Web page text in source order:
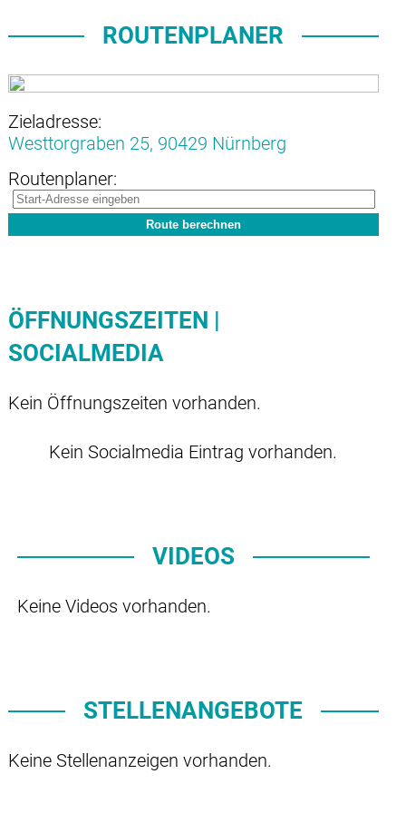
ROUTENPLANER
Zieladresse:
Westtorgraben 25, 90429 Nürnberg
Routenplaner:
ÖFFNUNGSZEITEN |
SOCIALMEDIA
Kein Öffnungszeiten vorhanden.
Kein Socialmedia Eintrag vorhanden.
VIDEOS
Keine Videos vorhanden.
STELLENANGEBOTE
Keine Stellenanzeigen vorhanden.